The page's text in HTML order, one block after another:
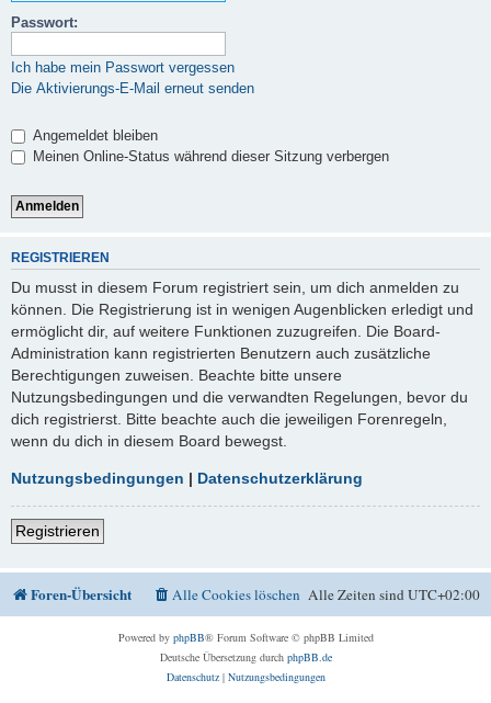
Passwort:
Ich habe mein Passwort vergessen
Die Aktivierungs-E-Mail erneut senden
Angemeldet bleiben
Meinen Online-Status während dieser Sitzung verbergen
REGISTRIEREN
Du musst in diesem Forum registriert sein, um dich anmelden zu
können. Die Registrierung ist in wenigen Augenblicken erledigt und
ermöglicht dir, auf weitere Funktionen zuzugreifen. Die Board-
Administration kann registrierten Benutzern auch zusätzliche
Berechtigungen zuweisen. Beachte bitte unsere
Nutzungsbedingungen und die verwandten Regelungen, bevor du
dich registrierst. Bitte beachte auch die jeweiligen Forenregeln,
wenn du dich in diesem Board bewegst.
Nutzungsbedingungen | Datenschutzerklärung
Registrieren
Foren-Übersicht Alle Zeiten sindUTC+02:00
Alle Cookies löschen
Powered by phpBB® Forum Software © phpBB Limited
Deutsche Übersetzung durch phpBB.de
Datenschutz| Nutzungsbedingungen